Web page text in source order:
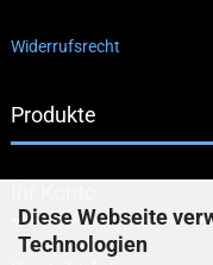
Diese Webseite
Technologien
Widerrufsrecht
Produkte